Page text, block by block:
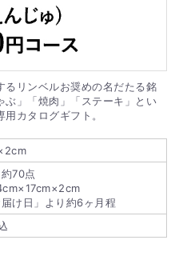
るリンベルお奨めの名だたる銘
ぶ」「焼肉」「ステーキ」とい
カタログギフト。
70点
け日」より約6ヶ月程